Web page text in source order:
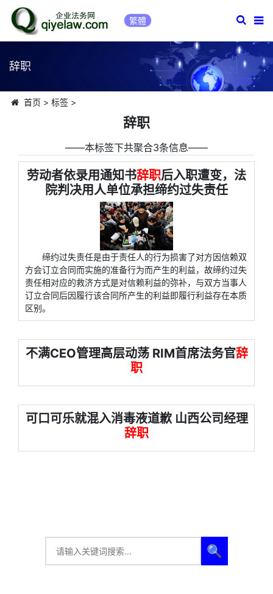
繁體
辞职
首页 > 标签>
辞职
――本标签下共聚合3条信息――
劳动者依录用通知书辞职后入职遭变，法
院判决用人单位承担缔约过失责任
缔约过失责任是由于责任人的行为损害了对方因信赖双
方会订立合同而实施的准备行为而产生的利益，故缔约过失
责任相对应的救济方式是对信赖利益的弥补，与双方当事人
订立合同后因履行该合同所产生的利益即履行利益存在本质
区别。
不满CEO管理高层动荡 RIM首席法务官辞
职
可口可乐就混入消毒液道歉 山西公司经理
辞职
🔍